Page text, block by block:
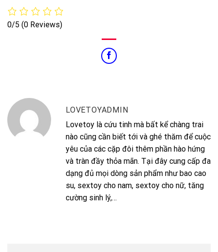
0/5 (0 Reviews)
LOVETOYADMIN
Lovetoy là cứu tinh mà bất kể chàng trai
nào cũng cần biết tới và ghé thăm để cuộc
yêu của các cặp đôi thêm phần hào hứng
và tràn đầy thỏa mãn. Tại đây cung cấp đa
dạng đủ mọi dòng sản phẩm như bao cao
su, sextoy cho nam, sextoy cho nữ, tăng
cường sinh lý,…